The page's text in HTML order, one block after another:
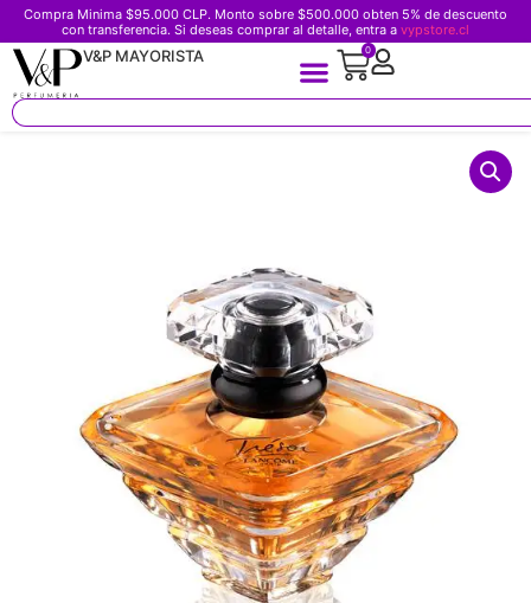
Compra Minima $95.000 CLP. Monto sobre $500.000 obten 5% de descuento
con transferencia. Si deseas comprar al detalle, entra a vypstore.cl
V&P MAYORISTA 0